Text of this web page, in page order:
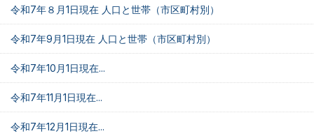
令和7年８月1日現在 人口と世帯（市区町村別）
令和7年9月1日現在 人口と世帯（市区町村別）
令和7年10月1日現在...
令和7年11月1日現在...
令和7年12月1日現在...